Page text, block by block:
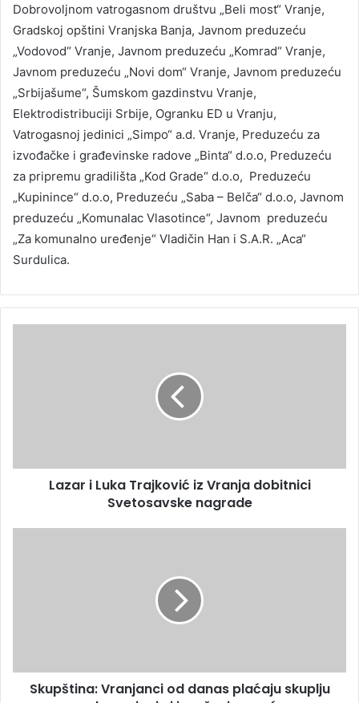
Dobrovoljnom vatrogasnom društvu „Beli most“ Vranje,
Gradskoj opštini Vranjska Banja, Javnom preduzeću
„Vodovod“ Vranje, Javnom preduzeću „Komrad“ Vranje,
Javnom preduzeću „Novi dom“ Vranje, Javnom preduzeću
„Srbijašume“, Šumskom gazdinstvu Vranje,
Elektrodistribuciji Srbije, Ogranku ED u Vranju,
Vatrogasnoj jedinici „Simpo“ a.d. Vranje, Preduzeću za
izvođačke i građevinske radove „Binta“ d.o.o, Preduzeću
za pripremu gradilišta „Kod Grade“ d.o.o, Preduzeću
„Kupinince“ d.o.o, Preduzeću „Saba – Belča“ d.o.o, Javnom
preduzeću „Komunalac Vlasotince“, Javnom preduzeću
„Za komunalno uređenje“ Vladičin Han i S.A.R. „Aca“
Surdulica.
Lazar i Luka Trajković iz Vranja dobitnici
Svetosavske nagrade
Skupština: Vranjanci od danas plaćaju skuplju